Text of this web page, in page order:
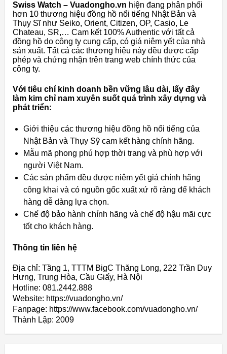
Swiss Watch – Vuadongho.vn hiện đang phân phối
hơn 10 thương hiệu đồng hồ nổi tiếng Nhật Bản và
Thụy Sĩ như Seiko, Orient, Citizen, OP, Casio, Le
Chateau, SR,… Cam kết 100% Authentic với tất cả
đồng hồ do công ty cung cấp, có giá niêm yết của nhà
sản xuất. Tất cả các thương hiệu này đều được cấp
phép và chứng nhận trên trang web chính thức của
công ty.
Với tiêu chí kinh doanh bền vững lâu dài, lấy đây
làm kim chỉ nam xuyên suốt quá trình xây dựng và
phát triển:
Giới thiệu các thương hiệu đồng hồ nổi tiếng của
Nhật Bản và Thụy Sỹ cam kết hàng chính hãng.
Mẫu mã phong phú hợp thời trang và phù hợp với
người Việt Nam.
Các sản phẩm đều được niêm yết giá chính hãng
công khai và có nguồn gốc xuất xứ rõ ràng để khách
hàng dễ dàng lựa chọn.
Chế độ bảo hành chính hãng và chế độ hậu mãi cực
tốt cho khách hàng.
Thông tin liên hệ
Địa chỉ: Tầng 1, TTTM BigC Thăng Long, 222 Trần Duy
Hưng, Trung Hòa, Cầu Giấy, Hà Nội
Hotline: 081.2442.888
Website: https://vuadongho.vn/
Fanpage: https://www.facebook.com/vuadongho.vn/
Thành Lập: 2009